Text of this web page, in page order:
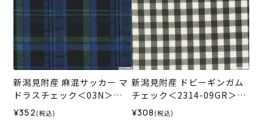
新潟見附産 麻混サッカー マ
ドラスチェック＜03N＞生
地 ホビーラホビーレデザイ
ンコレクション
¥352 (税込)
新潟見附産 ドビーギンガム
チェック＜2314-09GR＞生
地 ホビーラホビーレデザイ
ンコレクション
¥308 (税込)